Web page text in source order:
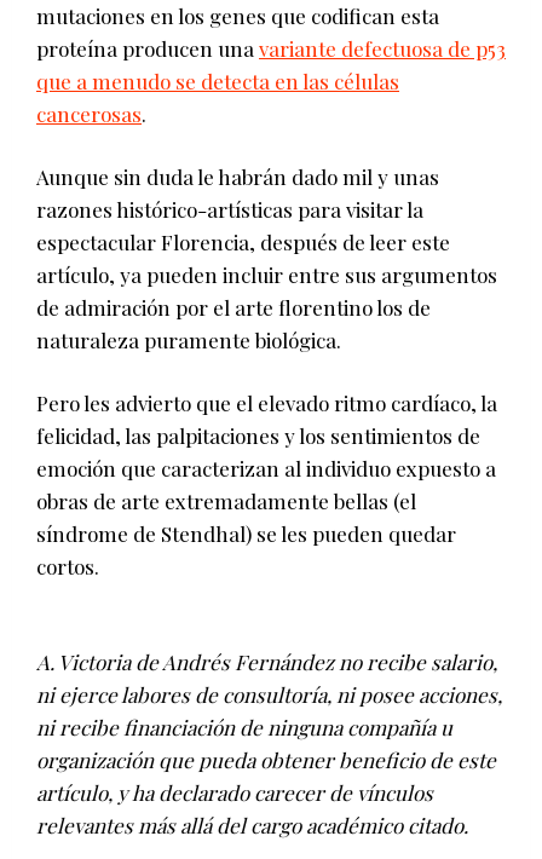
mutaciones en los genes que codifican esta
proteína producen una variante defectuosa de p53
que a menudo se detecta en las células
cancerosas.
Aunque sin duda le habrán dado mil y unas
razones histórico-artísticas para visitar la
espectacular Florencia, después de leer este
artículo, ya pueden incluir entre sus argumentos
de admiración por el arte florentino los de
naturaleza puramente biológica.
Pero les advierto que el elevado ritmo cardíaco, la
felicidad, las palpitaciones y los sentimientos de
emoción que caracterizan al individuo expuesto a
obras de arte extremadamente bellas (el
síndrome de Stendhal) se les pueden quedar
cortos.
A. Victoria de Andrés Fernández no recibe salario,
ni ejerce labores de consultoría, ni posee acciones,
ni recibe financiación de ninguna compañía u
organización que pueda obtener beneficio de este
artículo, y ha declarado carecer de vínculos
relevantes más allá del cargo académico citado.